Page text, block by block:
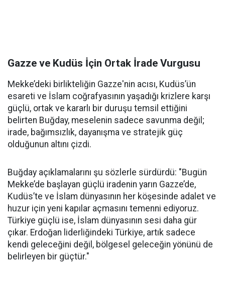
Gazze ve Kudüs İçin Ortak İrade Vurgusu
Mekke’deki birlikteliğin Gazze'nin acısı, Kudüs’ün
esareti ve İslam coğrafyasının yaşadığı krizlere karşı
güçlü, ortak ve kararlı bir duruşu temsil ettiğini
belirten Buğday, meselenin sadece savunma değil;
irade, bağımsızlık, dayanışma ve stratejik güç
olduğunun altını çizdi.
Buğday açıklamalarını şu sözlerle sürdürdü: "Bugün
Mekke’de başlayan güçlü iradenin yarın Gazze’de,
Kudüs’te ve İslam dünyasının her köşesinde adalet ve
huzur için yeni kapılar açmasını temenni ediyoruz.
Türkiye güçlü ise, İslam dünyasının sesi daha gür
çıkar. Erdoğan liderliğindeki Türkiye, artık sadece
kendi geleceğini değil, bölgesel geleceğin yönünü de
belirleyen bir güçtür."